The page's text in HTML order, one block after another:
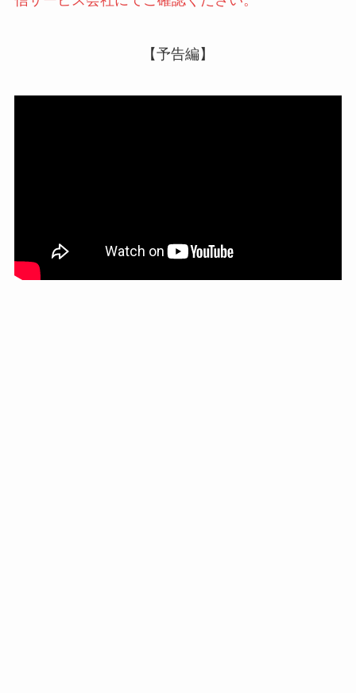
【予告編】